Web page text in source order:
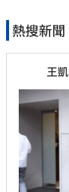
熱搜新聞
王凱